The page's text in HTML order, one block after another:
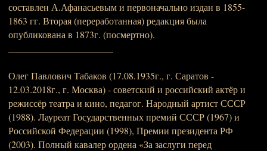
составлен А.Афанасьевым и первоначально издан в 1855-
1863 гг. Вторая (переработанная) редакция была
опубликована в 1873г. (посмертно).
Олег Павлович Табаков (17.08.1935г., г. Саратов -
12.03.2018г., г. Москва) - советский и российский актёр и
режиссёр театра и кино, педагог. Народный артист СССР
(1988). Лауреат Государственных премий СССР (1967) и
Российской Федерации (1998), Премии президента РФ
(2003). Полный кавалер ордена «За заслуги перед